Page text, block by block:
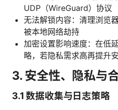
UDP（WireGuard）协议
无法解锁内容：清理浏览
被本地网络劫持
加密设置影响速度：在低
略，若隐私需求高再提升
3. 安全性、隐私与
3.1 数据收集与日志策略